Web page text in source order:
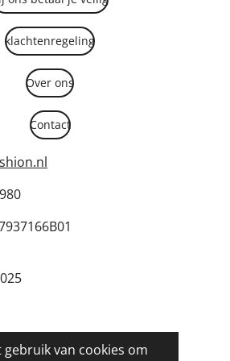
van cookies om
klachtenregeling
Over ons
Contact